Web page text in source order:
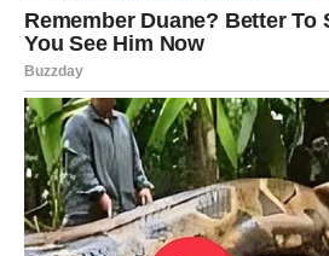
najzdravija praksa. Na taj način
sprječavate infekcije i osiguravate
Jednostavno pravilo glasi:čisto
bolja kvaliteta života.